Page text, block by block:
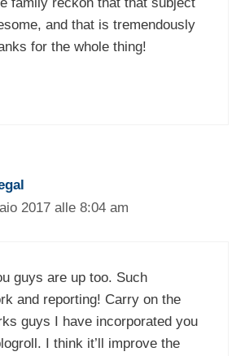
and that is tremendously
for the whole thing!
2017 alle 8:04 am
guys are up too. Such
and reporting! Carry on the
guys I have incorporated you
I think it’ll improve the